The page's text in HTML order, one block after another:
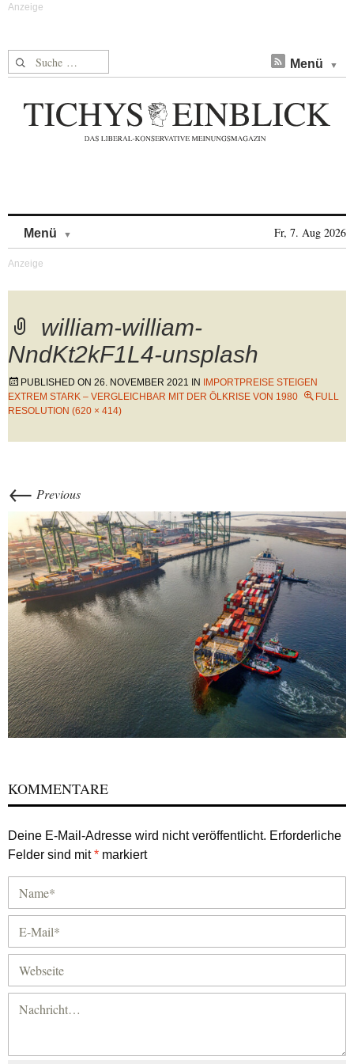
Suche nach: Menü
Menü Fr, 7. Aug 2026
william-william-
NndKt2kF1L4-unsplash
PUBLISHED ON 26. NOVEMBER 2021 IN
IMPORTPREISE STEIGEN
EXTREM STARK – VERGLEICHBAR MIT DER ÖLKRISE VON 1980
FULL
RESOLUTION (620 × 414)
← Previous
KOMMENTARE
Deine E-Mail-Adresse wird nicht veröffentlicht. Erforderliche
Felder sind mit* markiert